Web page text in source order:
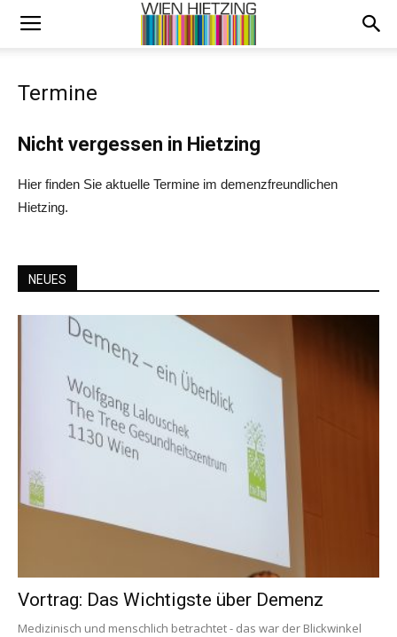
Termine
Nicht vergessen in Hietzing
Hier finden Sie aktuelle Termine im demenzfreundlichen
Hietzing.
NEUES
Vortrag: Das Wichtigste über Demenz
Medizinisch und menschlich betrachtet - das war der Blickwinkel